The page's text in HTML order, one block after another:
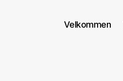
Velkommen